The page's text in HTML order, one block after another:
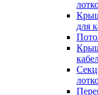
для